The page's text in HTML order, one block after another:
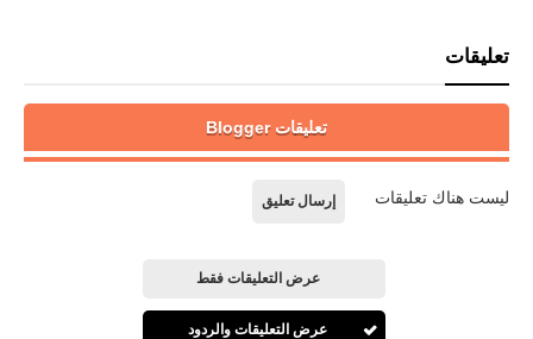
تعليقات
تعليقات Blogger
ليست هناك تعليقات إرسال تعليق
عرض التعليقات فقط
عرض التعليقات والردود